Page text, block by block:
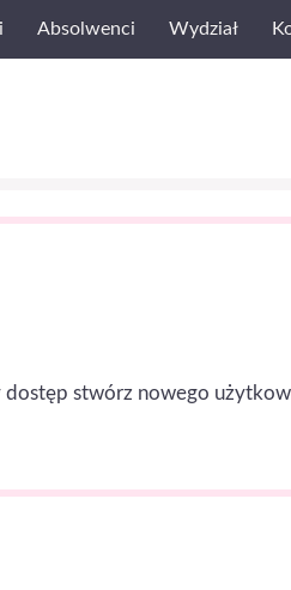
Absolwenci Wydział
stwórz nowego